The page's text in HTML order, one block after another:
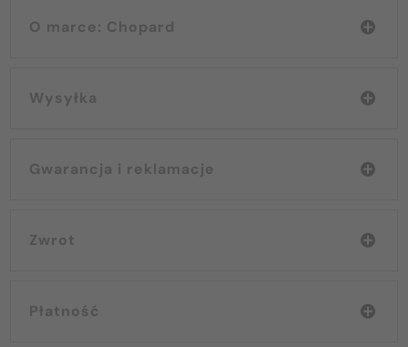
O marce: Chopard
Wysyłka
Gwarancja i reklamacje
Zwrot
Płatność